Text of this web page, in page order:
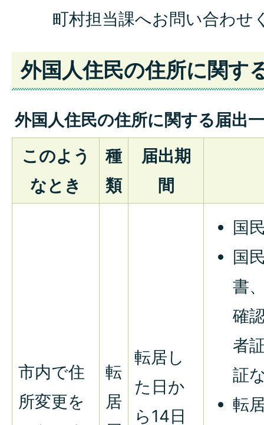
町村担当課へお問い合わせ
外国人住民の住所に関す
外国人住民の住所に関する届出
このよう
なとき
種
類
届出期
間
市内で住
所変更を
転
居
転居し
た日か
ら14日
国
国
書
確
者
証
転